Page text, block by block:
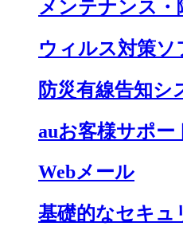
メンテナンス・
ウィルス対策ソ
防災有線告知シ
auお客様サポー
Webメール
基礎的なセキュ